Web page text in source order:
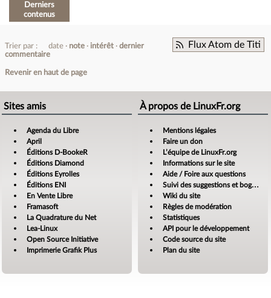
Derniers
contenus
Flux Atom de Titi
Trier par : date note intérêt
dernier
commentaire
Revenir en haut de page
Sites amis
Agenda du Libre
April
Éditions D-BookeR
Éditions Diamond
Éditions Eyrolles
Éditions ENI
En Vente Libre
Framasoft
La Quadrature du Net
Lea-Linux
Open Source Initiative
Imprimerie Grafik Plus
À propos de LinuxFr.org
Mentions légales
Faire un don
L’équipe de LinuxFr.org
Informations sur le site
Aide / Foire aux questions
Suivi des suggestions et bogues
Wiki du site
Règles de modération
Statistiques
API pour le développement
Code source du site
Plan du site